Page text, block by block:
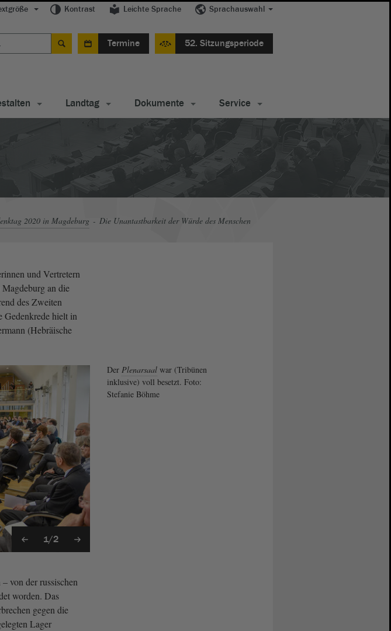
Kontrast Leichte Sprache Sprachauswahl
Termine 52. Sitzungsperiode
Landtag Dokumente Service
2020 in Magdeburg Die Unantastbarkeit der Würde des Menschen
und Vertretern
Magdeburg an die
des Zweiten
Gedenkrede hielt in
(Hebräische
1/2
Der Plenarsaalwar (Tribünen
inklusive) voll besetzt. Foto:
Stefanie Böhme
von der russischen
worden. Das
gegen die
Lager